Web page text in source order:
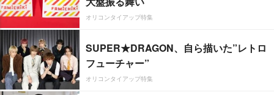
オリコンタイアップ特集
SUPER★DRAGON、自ら描いた”レトロ
フューチャー”
オリコンタイアップ特集